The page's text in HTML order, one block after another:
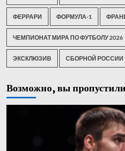
ФЕРРАРИ ФОРМУЛА-1
ЧЕМПИОНАТ МИРА ПО ФУТБОЛУ 2026
ЭКСКЛЮЗИВ СБОРНОЙ РОССИИ
Возможно, вы